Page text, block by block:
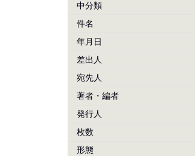
中分類
件名
年月日
差出人
宛先人
著者・編者
発行人
枚数
形態